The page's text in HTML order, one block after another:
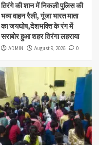
तिरंगे की शान में निकली पुलिस की
भव्य वाहन रैली, गूंजा भारत माता
का जयघोष,देशभक्ति के रंग में
सराबोर हुआ शहर तिरंगा लहराया
ADMIN August 9, 2026 0